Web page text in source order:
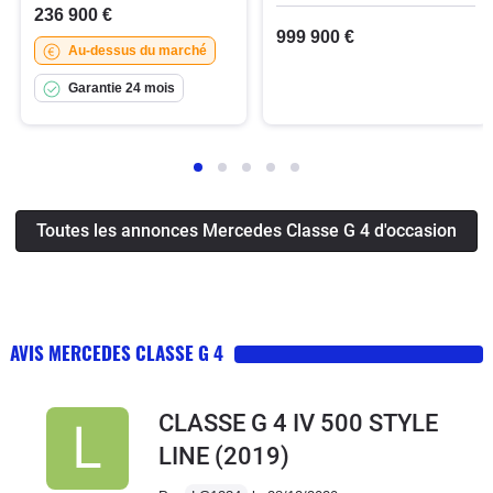
236 900 €
Au-dessus du marché
Garantie 24 mois
999 900 €
Toutes les annonces Mercedes Classe G 4 d'occasion
AVIS MERCEDES CLASSE G 4
CLASSE G 4 IV 500 STYLE
LINE (2019)